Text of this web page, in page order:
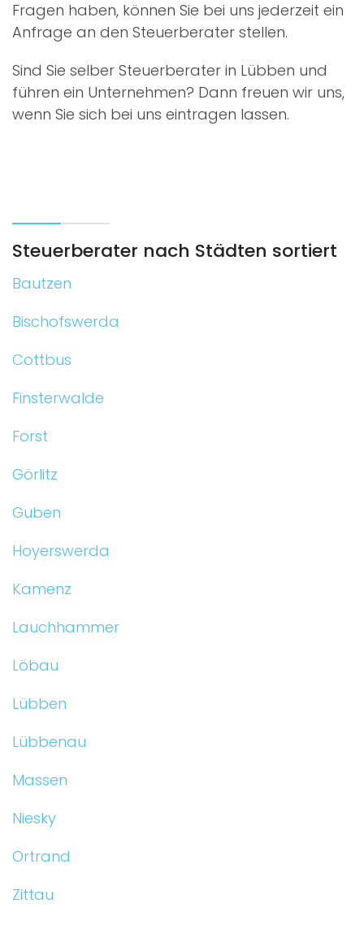
Fragen haben, können Sie bei uns jederzeit ein
Anfrage an den Steuerberater stellen.
Sind Sie selber Steuerberater in Lübben und
führen ein Unternehmen? Dann freuen wir uns,
wenn Sie sich bei uns eintragen lassen.
Steuerberater nach Städten sortiert
Bautzen
Bischofswerda
Cottbus
Finsterwalde
Forst
Görlitz
Guben
Hoyerswerda
Kamenz
Lauchhammer
Löbau
Lübben
Lübbenau
Massen
Niesky
Ortrand
Zittau